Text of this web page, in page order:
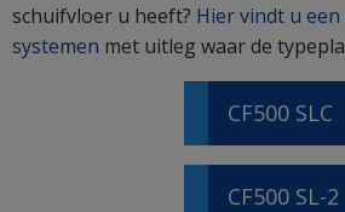
schuifvloer u heeft? Hier vindt u
systemen met uitleg waar de
CF500 SLC
CF500 SL-2